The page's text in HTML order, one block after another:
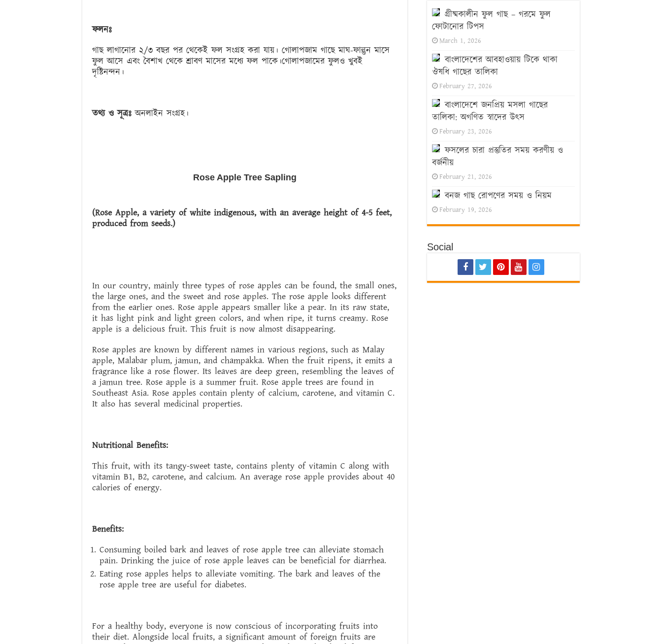
ফলনঃ
গাছ লাগানোর ২/৩ বছর পর থেকেই ফল সংগ্রহ করা যায়। গোলাপজাম গাছে মাঘ-ফাল্গুন মাসে
ফুল আসে এবং বৈশাখ থেকে শ্রাবণ মাসের মধ্যে ফল পাকে।গোলাপজামের ফুলও খুবই
দৃষ্টিনন্দন।
তথ্য ও সূত্রঃ অনলাইন সংগ্রহ।
Rose Apple Tree Sapling
(Rose Apple, a variety of white indigenous, with an average height of 4-5 feet,
produced from seeds.)
In our country, mainly three types of rose apples can be found, the small ones,
the large ones, and the sweet and rose apples. The rose apple looks different
from the earlier ones. Rose apple appears smaller like a pear. In its raw state,
it has light pink and light green colors, and when ripe, it turns creamy. Rose
apple is a delicious fruit. This fruit is now almost disappearing.
Rose apples are known by different names in various regions, such as Malay
apple, Malabar plum, jamun, and champakka. When the fruit ripens, it emits a
fragrance like a rose flower. Its leaves are deep green, resembling the leaves of
a jamun tree. Rose apple is a summer fruit. Rose apple trees are found in
Southeast Asia. Rose apples contain plenty of calcium, carotene, and vitamin C.
It also has several medicinal properties.
Nutritional Benefits:
This fruit, with its tangy-sweet taste, contains plenty of vitamin C along with
vitamin B1, B2, carotene, and calcium. An average rose apple provides about 40
calories of energy.
Benefits:
Consuming boiled bark and leaves of rose apple tree can alleviate stomach
pain. Drinking the juice of rose apple leaves can be beneficial for diarrhea.
Eating rose apples helps to alleviate vomiting. The bark and leaves of the
rose apple tree are useful for diabetes.
For a healthy body, everyone is now conscious of incorporating fruits into
their diet. Alongside local fruits, a significant amount of foreign fruits are
গ্রীষ্মকালীন ফুল গাছ – গরমে ফুল
ফোটানোর টিপস
March 1, 2026
বাংলাদেশের আবহাওয়ায় টিকে থাকা
ঔষধি গাছের তালিকা
February 27, 2026
বাংলাদেশে জনপ্রিয় মসলা গাছের
তালিকা: অগণিত স্বাদের উৎস
February 23, 2026
ফসলের চারা প্রস্তুতির সময় করণীয় ও
বর্জনীয়
February 21, 2026
বনজ গাছ রোপণের সময় ও নিয়ম
February 19, 2026
Social